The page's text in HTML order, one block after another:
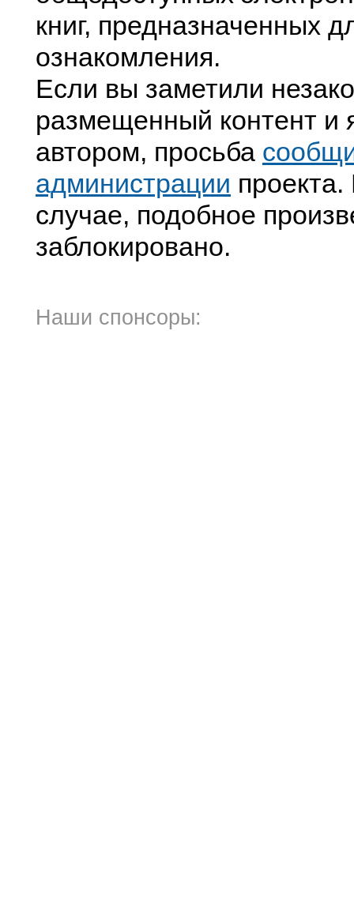
книг, предназначенных
ознакомления.
Если вы заметили
размещенный контент и
автором, просьба
администрации
случае, подобное
заблокировано.
Наши спонсоры: